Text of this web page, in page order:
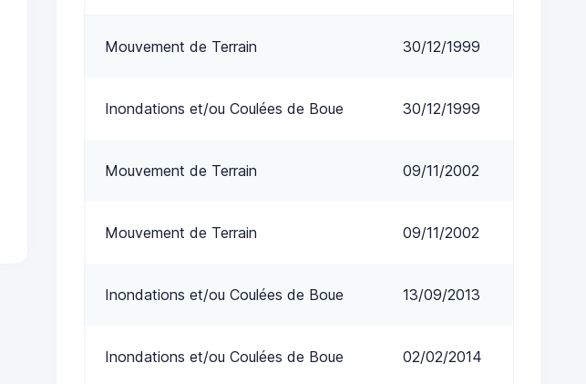
Mouvement de Terrain 30/12/1999
Inondations et/ou Coulées de Boue 30/12/1999
Mouvement de Terrain 09/11/2002
Mouvement de Terrain 09/11/2002
Inondations et/ou Coulées de Boue 13/09/2013
Inondations et/ou Coulées de Boue 02/02/2014